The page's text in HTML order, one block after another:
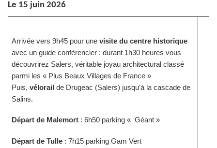
Le 15 juin 2026
Arrivée vers 9h45 pour une visite du centre historique
avec un guide conférencier : durant 1h30 heures vous
découvrirez Salers, véritable joyau architectural classé
parmi les « Plus Beaux Villages de France »
Puis, vélorail de Drugeac (Salers) jusqu’à la cascade de
Salins.
Départ de Malemort : 6h50 parking « Géant »
Départ de Tulle : 7h15 parking Gam Vert